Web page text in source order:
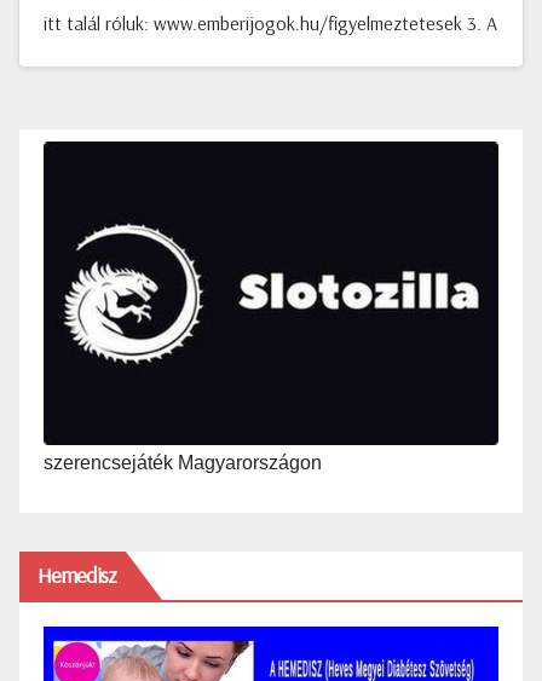
itt talál róluk: www.emberijogok.hu/figyelmeztetesek 3. A
szerencsejáték Magyarországon
Hemedisz